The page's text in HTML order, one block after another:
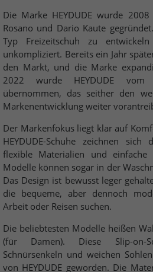
Die Marke HEYDUDE wurde
Rosano und Dario Kaute
Typ Freizeitschuh zu
unkompliziert. Bereits ein Jahr
den Markt, und die Marke
2022 wurde HEYDUDE vom
übernommen, das seither den
Markenentwicklung weiter
Der Markenfokus liegt klar auf
HEYDUDE-Schuhe zeichnen
flexible Materialien und
Modelle können sogar in der
Das Design ist bewusst leger
die bequeme, aber dennoch
Arbeit oder Reisen suchen.
Die beliebtesten Modelle heißen
(für Damen). Diese Slip-on-
Schnürsenkeln und weichen
von HEYDUDE geworden. Die